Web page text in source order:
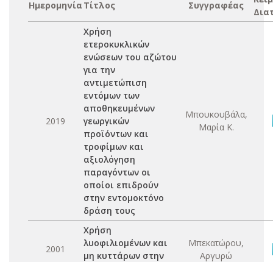
Ημερομηνία Τίτλος Συγγραφέας
2019
Χρήση
ετεροκυκλικών
ενώσεων του αζώτου
για την
αντιμετώπιση
εντόμων των
αποθηκευμένων
γεωργικών
προϊόντων και
τροφίμων και
αξιολόγηση
παραγόντων οι
οποίοι επιδρούν
στην εντομοκτόνο
δράση τους
Μπουκουβάλα,
Μαρία Κ.
2001
Χρήση
λυοφιλιομένων και
μη κυττάρων στην
Μπεκατώρου,
Αργυρώ